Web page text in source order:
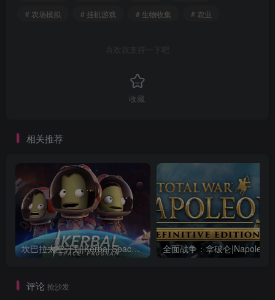
# 农场模拟
# 挂机游戏 # 生物收集 # 农业
喜欢就支持一下吧
收藏
相关推荐
坎巴拉太空计划|Kerbal Space Program|1.12.5.3190|整合全DLC
评论 抢沙发